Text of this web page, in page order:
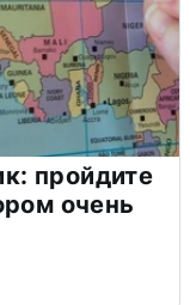
пройдите
очень